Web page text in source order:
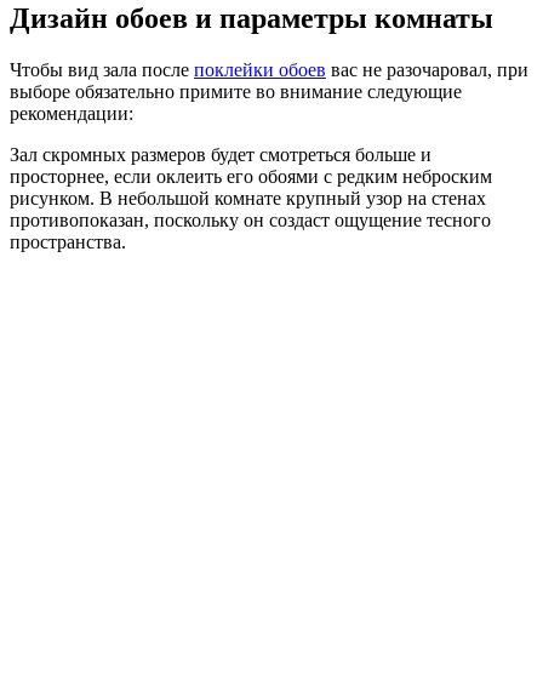
Дизайн обоев и параметры комнаты
Чтобы вид зала после поклейки обоев вас не разочаровал, при
выборе обязательно примите во внимание следующие
рекомендации:
Зал скромных размеров будет смотреться больше и
просторнее, если оклеить его обоями с редким неброским
рисунком. В небольшой комнате крупный узор на стенах
противопоказан, поскольку он создаст ощущение тесного
пространства.